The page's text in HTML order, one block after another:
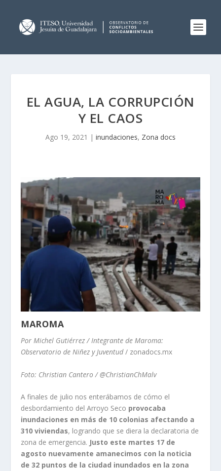
EL AGUA, LA CORRUPCIÓN
Y EL CAOS
Ago 19, 2021 | inundaciones, Zona docs
MAROMA
Por Michel Gutiérrez / Integrante de Maroma:
Observatorio de Niñez y Juventud/ zonadocs.mx
Foto: Christian Cantero / @ChristianChMalv
A finales de julio nos enterábamos de cómo el
desbordamiento del Arroyo Seco provocaba
inundaciones en más de 10 colonias afectando a
310 viviendas, logrando que se diera la declaratoria de
zona de emergencia. Justo este martes 17 de
agosto nuevamente amanecimos con la noticia
de 32 puntos de la ciudad inundados en la zona